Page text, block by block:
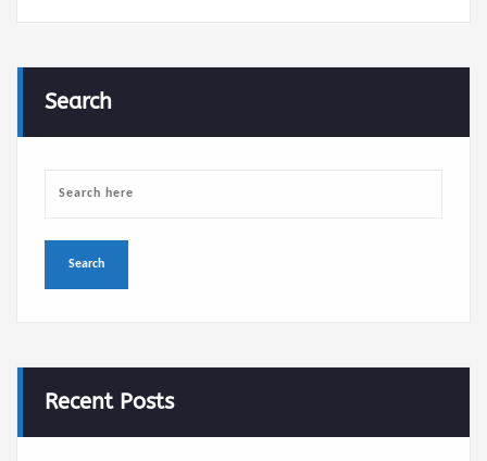
Search
Recent Posts